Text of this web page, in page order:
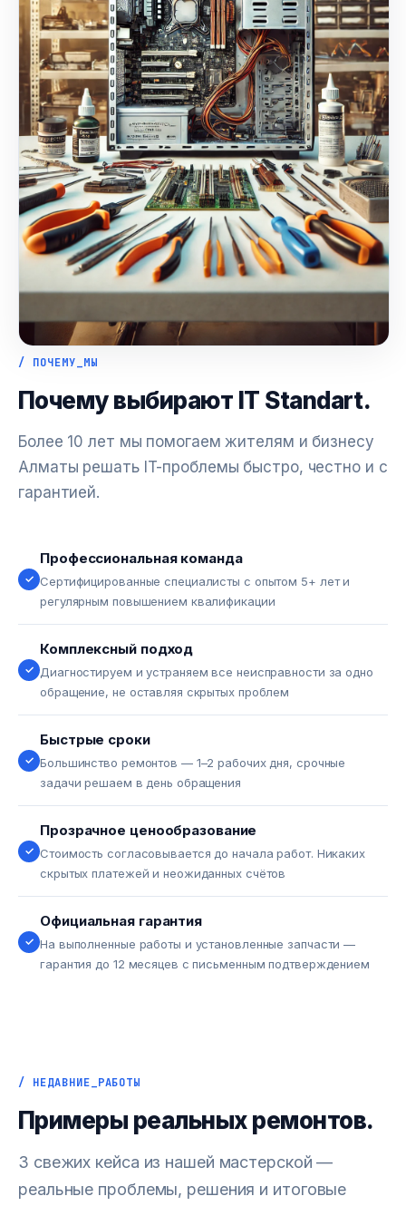
/ ПОЧЕМУ_МЫ
Почему выбирают IT Standart.
Более 10 лет мы помогаем жителям и бизнесу
Алматы решать IT-проблемы быстро, честно и с
гарантией.
✓
Профессиональная команда
Сертифицированные специалисты с опытом 5+ лет и
регулярным повышением квалификации
✓
Комплексный подход
Диагностируем и устраняем все неисправности за одно
обращение, не оставляя скрытых проблем
✓
Быстрые сроки
Большинство ремонтов — 1–2 рабочих дня, срочные
задачи решаем в день обращения
✓
Прозрачное ценообразование
Стоимость согласовывается до начала работ. Никаких
скрытых платежей и неожиданных счётов
✓
Официальная гарантия
На выполненные работы и установленные запчасти —
гарантия до 12 месяцев с письменным подтверждением
/ НЕДАВНИЕ_РАБОТЫ
Примеры реальных ремонтов.
3 свежих кейса из нашей мастерской —
реальные проблемы, решения и итоговые